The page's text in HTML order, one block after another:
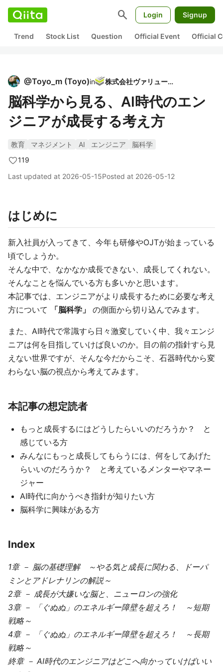
search Login Signup
Trend Stock List Question Official Event Official
@Toyo_m (Toyo)in 株式会社ヴァリューズ
脳科学から見る、AI時代のエン
ジニアが成長する考え方
教育 マネジメント AI エンジニア
脳科学
119
Last updated at 2026-05-15Posted at 2026-05-12
はじめに
新入社員が入ってきて、今年も研修やOJTが始まっている
頃でしょうか。
そんな中で、なかなか成長できない、成長してくれない。
そんなことを悩んでいる方も多いかと思います。
本記事では、エンジニアがより成長するために必要な考え
方について
「脳科学」 の側面から切り込んでみます。
また、AI時代で常識すら日々激変していく中、我々エンジ
ニアは何を目指していけば良いのか。目の前の指針すら見
えない世界ですが、そんな今だからこそ、石器時代から変
わらない脳の視点から考えてみます。
本記事の想定読者
もっと成長するにはどうしたらいいのだろうか？ と
感じている方
みんなにもっと成長してもらうには、何をしてあげた
らいいのだろうか？ と考えているメンターやマネー
ジャー
AI時代に向かうべき指針が知りたい方
脳科学に興味がある方
Index
1章 － 脳の基礎理解 ～やる気と成長に関わる、ドーパ
ミンとアドレナリンの解説～
2章 － 成長が大嫌いな脳と、ニューロンの強化
3章 － 「ぐぬぬ」のエネルギー障壁を超えろ！ ～短期
戦略～
4章 － 「ぐぬぬ」のエネルギー障壁を超えろ！ ～長期
戦略～
終章 － AI時代のエンジニアはどこへ向かっていけばいい